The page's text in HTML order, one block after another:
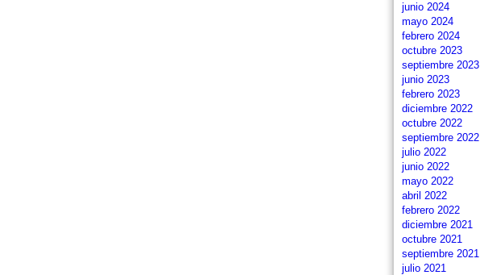
junio 2024
mayo 2024
febrero 2024
octubre 2023
septiembre 2023
junio 2023
febrero 2023
diciembre 2022
octubre 2022
septiembre 2022
julio 2022
junio 2022
mayo 2022
abril 2022
febrero 2022
diciembre 2021
octubre 2021
septiembre 2021
julio 2021